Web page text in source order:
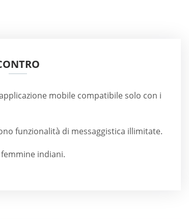
mobile compatibile solo con i
funzionalità di messaggistica illimitate.
indiani.